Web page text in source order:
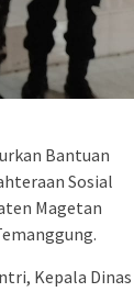
Bantuan
Sosial
Magetan
Kepala Dinas